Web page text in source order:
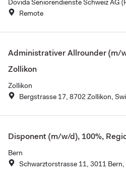
Dovida Seniorendienste Schweiz AG
Remote
Administrativer Allrounder (m/
Zollikon
Zollikon
Bergstrasse 17, 8702 Zollikon,
Disponent (m/w/d), 100%,
Bern
Schwarztorstrasse 11, 3011 Bern,